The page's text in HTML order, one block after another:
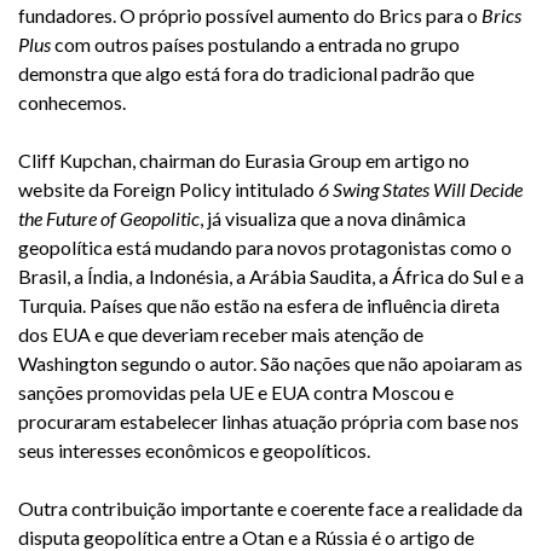
fundadores. O próprio possível aumento do Brics para o Brics
Pluscom outros países postulando a entrada no grupo
demonstra que algo está fora do tradicional padrão que
conhecemos.
Cliff Kupchan, chairman do Eurasia Group em artigo no
website da Foreign Policy intitulado6 Swing States Will Decide
the Future of Geopolitic, já visualiza que a nova dinâmica
geopolítica está mudando para novos protagonistas como o
Brasil, a Índia, a Indonésia, a Arábia Saudita, a África do Sul e a
Turquia. Países que não estão na esfera de influência direta
dos EUA e que deveriam receber mais atenção de
Washington segundo o autor. São nações que não apoiaram as
sanções promovidas pela UE e EUA contra Moscou e
procuraram estabelecer linhas atuação própria com base nos
seus interesses econômicos e geopolíticos.
Outra contribuição importante e coerente face a realidade da
disputa geopolítica entre a Otan e a Rússia é o artigo de